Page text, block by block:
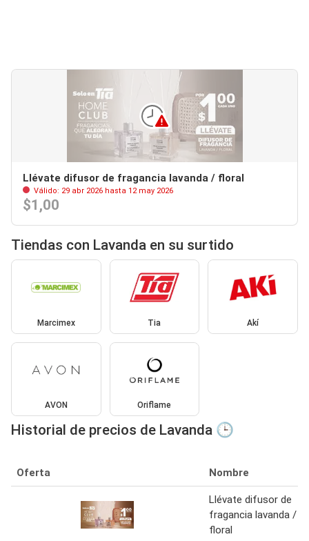
Llévate difusor de fragancia lavanda / floral
Válido: 29 abr 2026 hasta 12 may 2026
$1,00
Tiendas con Lavanda en su surtido
Marcimex Tia Akí
AVON Oriflame
Historial de precios de Lavanda 🕒
Oferta Nombre
Llévate difusor de
fragancia lavanda /
floral